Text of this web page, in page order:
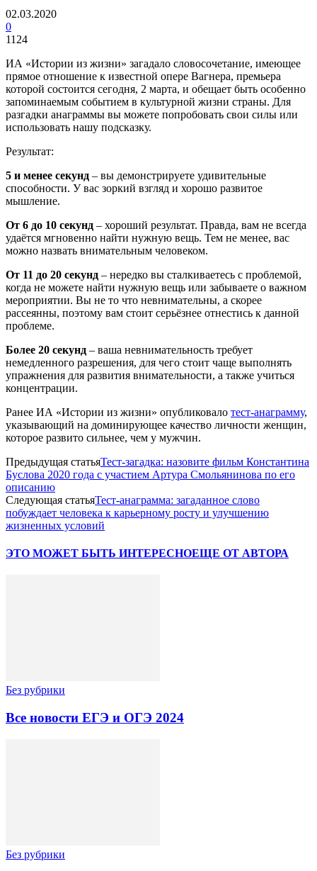
02.03.2020
0
1124
ИА «Истории из жизни» загадало словосочетание, имеющее
прямое отношение к известной опере Вагнера, премьера
которой состоится сегодня, 2 марта, и обещает быть особенно
запоминаемым событием в культурной жизни страны. Для
разгадки анаграммы вы можете попробовать свои силы или
использовать нашу подсказку.
Результат:
5 и менее секунд – вы демонстрируете удивительные
способности. У вас зоркий взгляд и хорошо развитое
мышление.
От 6 до 10 секунд – хороший результат. Правда, вам не всегда
удаётся мгновенно найти нужную вещь. Тем не менее, вас
можно назвать внимательным человеком.
От 11 до 20 секунд – нередко вы сталкиваетесь с проблемой,
когда не можете найти нужную вещь или забываете о важном
мероприятии. Вы не то что невнимательны, а скорее
рассеянны, поэтому вам стоит серьёзнее отнестись к данной
проблеме.
Более 20 секунд – ваша невнимательность требует
немедленного разрешения, для чего стоит чаще выполнять
упражнения для развития внимательности, а также учиться
концентрации.
Ранее ИА «Истории из жизни» опубликовало тест-анаграмму,
указывающий на доминирующее качество личности женщин,
которое развито сильнее, чем у мужчин.
Предыдущая статьяТест-загадка: назовите фильм Константина
Буслова 2020 года с участием Артура Смольянинова по его
описанию
Следующая статьяТест-анаграмма: загаданное слово
побуждает человека к карьерному росту и улучшению
жизненных условий
ЭТО МОЖЕТ БЫТЬ ИНТЕРЕСНОЕЩЕ ОТ АВТОРА
Без рубрики
Все новости ЕГЭ и ОГЭ 2024
Без рубрики